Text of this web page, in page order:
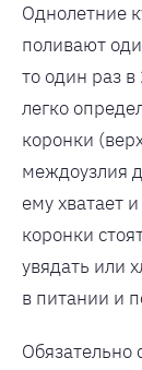
Однолетние
поливают
то один раз
легко
коронки
междоузлия
ему хватает
коронки
увядать или
в питании и
Обязательно